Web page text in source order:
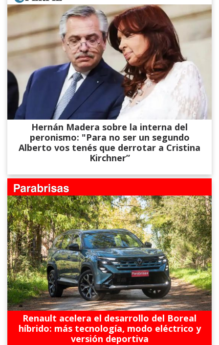
Hernán Madera sobre la interna del
peronismo: "Para no ser un segundo
Alberto vos tenés que derrotar a Cristina
Kirchner”
Renault acelera el desarrollo del Boreal
híbrido: más tecnología, modo eléctrico y
versión deportiva